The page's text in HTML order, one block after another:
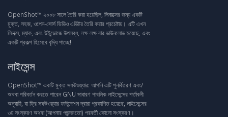
OpenShot™ ২০০৮ সালে তৈরি করা হয়েছিল, লিনাক্সের জন্য একটি
মুক্ত, সহজ, ওপেন-সোর্স ভিডিও এডিটর তৈরি করার প্রচেষ্টায়। এটি এখন
লিনাক্স, ম্যাক, এবং উইন্ডোজে উপলব্ধ, লক্ষ লক্ষ বার ডাউনলোড হয়েছে, এবং
একটি প্রকল্প হিসেবে বৃদ্ধি পাচ্ছে!
লাইসেন্স
OpenShot™ একটি মুক্ত সফটওয়্যার: আপনি এটি পুনর্বিতরণ এবং/
অথবা পরিবর্তন করতে পারেন GNU সাধারণ পাবলিক লাইসেন্সের শর্তাবলী
অনুযায়ী, যা ফ্রি সফটওয়্যার ফাউন্ডেশন দ্বারা প্রকাশিত হয়েছে, লাইসেন্সের
৩য় সংস্করণ অথবা (আপনার পছন্দমতো) পরবর্তী কোনো সংস্করণ।